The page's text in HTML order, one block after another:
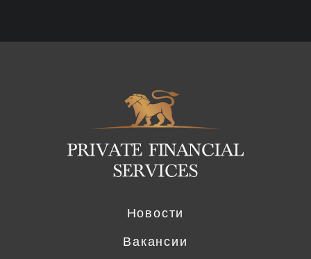
Новости
Вакансии